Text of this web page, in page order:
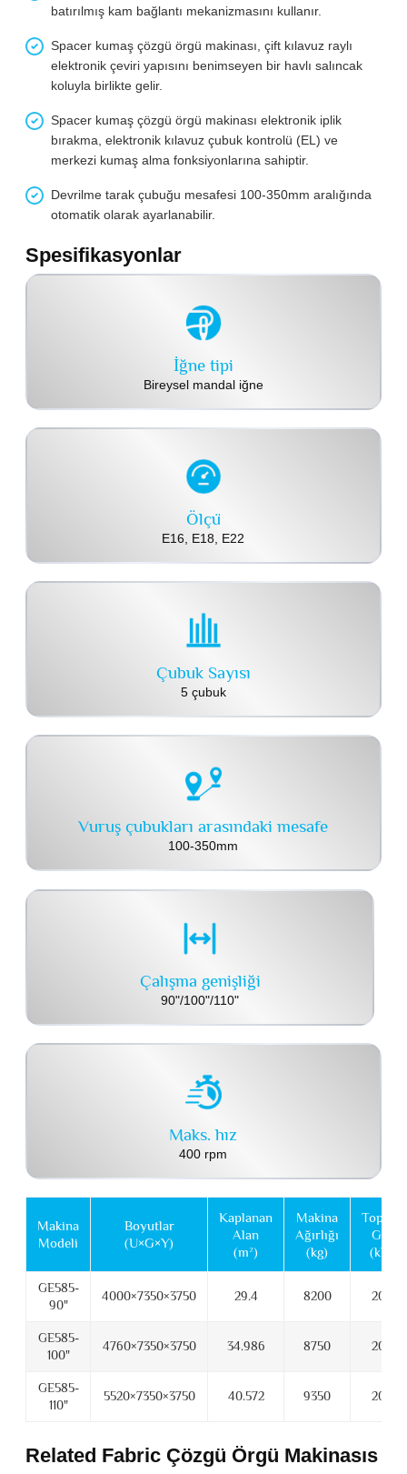
batırılmış kam bağlantı mekanizmasını kullanır.
Spacer kumaş çözgü örgü makinası, çift kılavuz raylı
elektronik çeviri yapısını benimseyen bir havlı salıncak
koluyla birlikte gelir.
Spacer kumaş çözgü örgü makinası elektronik iplik
bırakma, elektronik kılavuz çubuk kontrolü (EL) ve
merkezi kumaş alma fonksiyonlarına sahiptir.
Devrilme tarak çubuğu mesafesi 100-350mm aralığında
otomatik olarak ayarlanabilir.
Spesifikasyonlar
İğne tipi
Bireysel mandal iğne
Ölçü
E16, E18, E22
Çubuk Sayısı
5 çubuk
Vuruş çubukları arasındaki mesafe
100-350mm
Çalışma genişliği
90"/100"/110"
Maks. hız
400 rpm
Makina
Modeli
Boyutlar
(U×G×Y)
Kaplanan
Alan
(m²)
Makina
Ağırlığı
(kg)
Toplam
Güç
(kW)
GE585-
90"
4000×7350×3750 29.4 8200 20.5
GE585-
100"
4760×7350×3750 34.986 8750 20.5
GE585-
110"
5520×7350×3750 40.572 9350 20.5
Related Fabric Çözgü Örgü Makinasıs